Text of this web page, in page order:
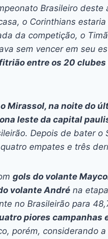
er
e
st
k
e
dI
n
ai
l
p
y
n
k
Brasileiro
o Corinthians
da competição, o
sem vencer em seu
entre os 20
Mirassol, na noite do
leste da capital
Depois de bater o
empates e três
gols do volante
volante André na
no Brasileirão para
piores campanhas
porém, considerando